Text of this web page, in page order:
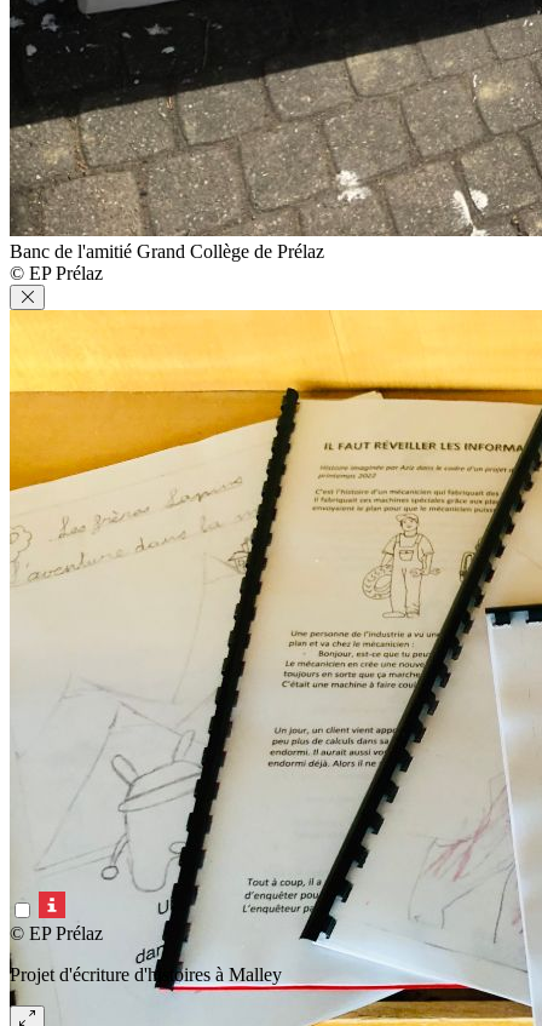
Banc de l'amitié Grand Collège de Prélaz
© EP Prélaz
© EP Prélaz
Projet d'écriture d'histoires à Malley